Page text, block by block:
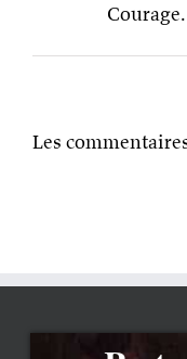
Courage.
Les